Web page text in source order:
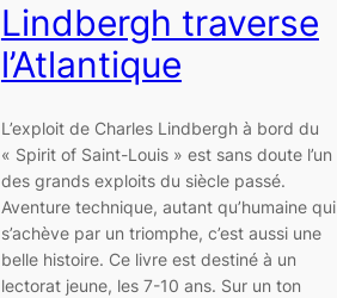
Lindbergh traverse
l’Atlantique
L’exploit de Charles Lindbergh à bord du
« Spirit of Saint-Louis » est sans doute l’un
des grands exploits du siècle passé.
Aventure technique, autant qu’humaine qui
s’achève par un triomphe, c’est aussi une
belle histoire. Ce livre est destiné à un
lectorat jeune, les 7-10 ans. Sur un ton